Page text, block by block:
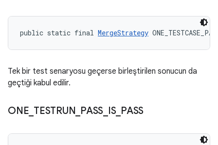
public static final MergeStrategy
Tek bir test senaryosu geçerse birleştirilen sonucun da
geçtiği kabul edilir.
ONE TESTRUN PASS IS_ PASS